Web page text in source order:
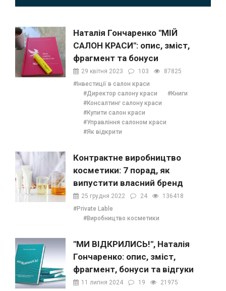
Наталія Гончаренко "МІЙ
САЛОН КРАСИ": опис, зміст,
фрагмент та бонуси
29 квітня 2023 103
87825
#Інвестиції в салон краси
#Директор салону краси
#Книги
#Консалтинг салону краси
#Купити салон краси
#Управління салоном краси
#Як відкрити
Контрактне виробництво
косметики: 7 порад, як
випустити власний бренд
25 грудня 2022 24
136418
#Private Lable
#Виробництво косметики
"МИ ВІДКРИЛИСЬ!", Наталія
Гончаренко: опис, зміст,
фрагмент, бонуси та відгуки
11 липня 2024 19
21975